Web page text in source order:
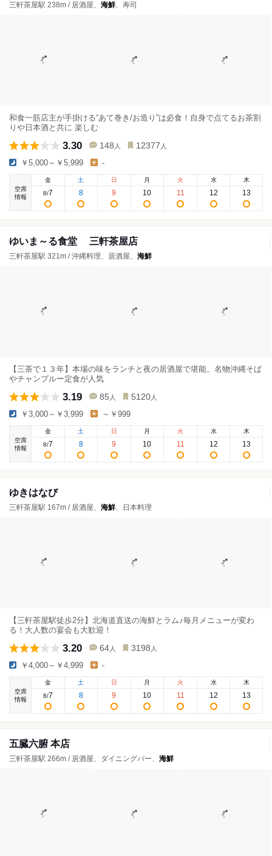
三軒茶屋駅 238m / 居酒屋、 海鮮、寿司
和食一筋店主が手掛ける“あて巻き/お造り”は必食！自身で点てるお茶割
りや日本酒と共に 楽しむ
3.30 148 人 12377 人
￥5,000～￥5,999 -
空席
情報
金
8/7
土
8
日
9
月
10
火
11
水
12
木
13
ゆいま～る食堂 三軒茶屋店
三軒茶屋駅 321m / 沖縄料理、居酒屋、 海鮮
【三茶で１３年】本場の味をランチと夜の居酒屋で堪能。名物沖縄そば
やチャンプルー定食が人気
3.19 85 人 5120 人
￥3,000～￥3,999 ～￥999
空席
情報
金
8/7
土
8
日
9
月
10
火
11
水
12
木
13
ゆきはなび
三軒茶屋駅 167m / 居酒屋、 海鮮、日本料理
【三軒茶屋駅徒歩2分】北海道直送の海鮮とラム♪毎月メニューが変わ
る！大人数の宴会も大歓迎！
3.20 64 人 3198 人
￥4,000～￥4,999 -
空席
情報
金
8/7
土
8
日
9
月
10
火
11
水
12
木
13
五臓六腑 本店
三軒茶屋駅 266m / 居酒屋、ダイニングバー、 海鮮